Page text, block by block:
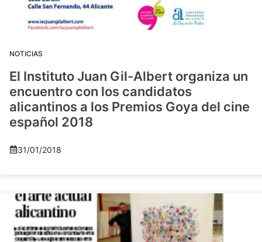
NOTICIAS
El Instituto Juan Gil-Albert organiza un
encuentro con los candidatos
alicantinos a los Premios Goya del cine
español 2018
31/01/2018